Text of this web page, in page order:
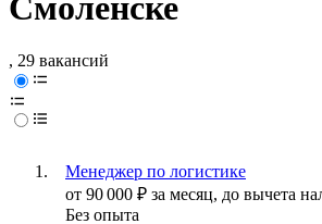
, 29 вакансий
Менеджер по логистике
от 90 000 ₽ за месяц, до вычета
Без опыта